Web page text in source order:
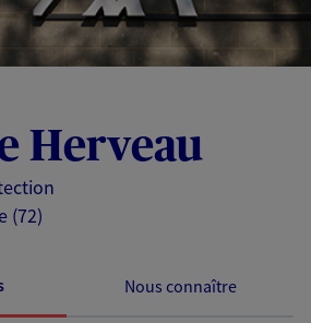
de
page
Herveau
(72)
Nous connaître